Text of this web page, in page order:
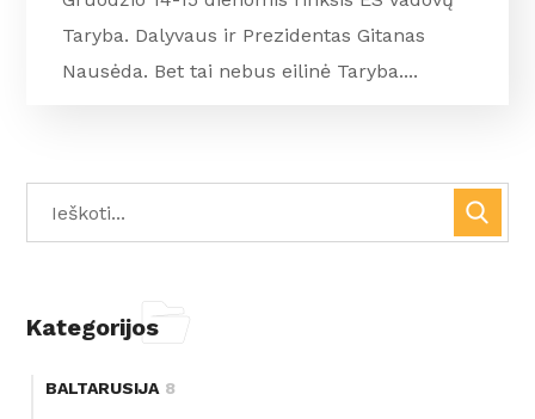
Taryba. Dalyvaus ir Prezidentas Gitanas
Nausėda. Bet tai nebus eilinė Taryba....
Kategorijos
BALTARUSIJA 8